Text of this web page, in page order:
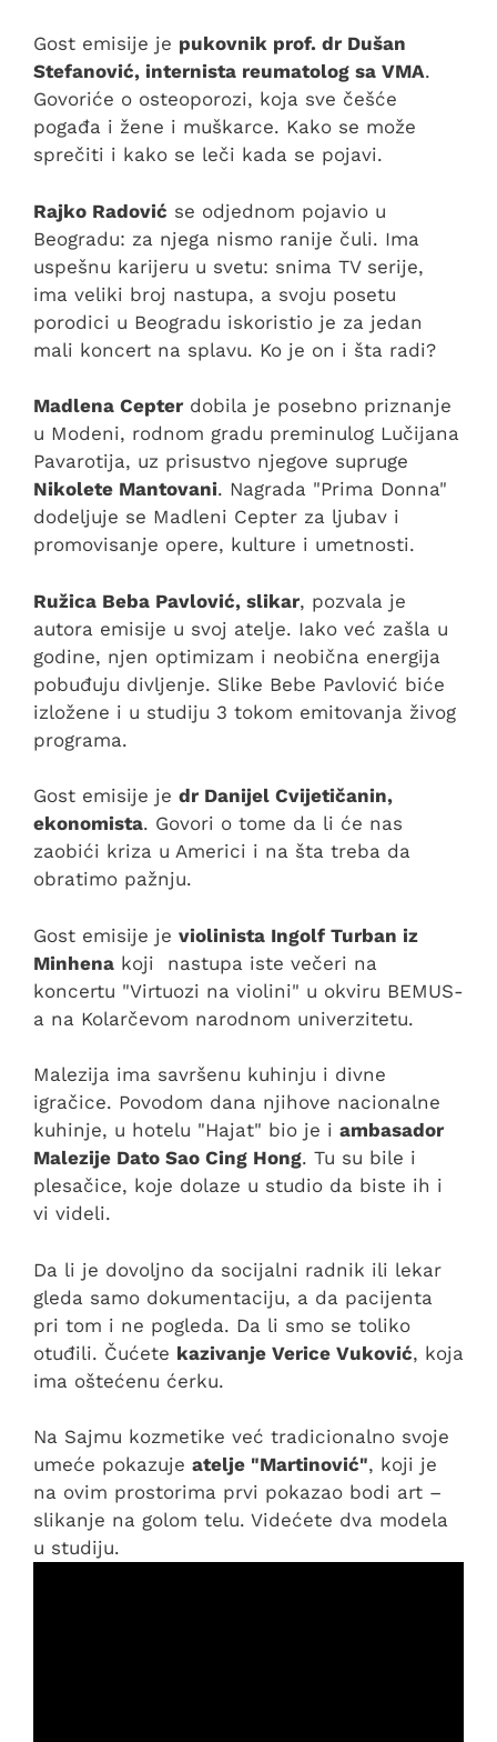
Gost emisije je pukovnik prof. dr Dušan
Stefanović, internista reumatolog sa VMA.
Govoriće o osteoporozi, koja sve češće
pogađa i žene i muškarce. Kako se može
sprečiti i kako se leči kada se pojavi.
Rajko Radović se odjednom pojavio u
Beogradu: za njega nismo ranije čuli. Ima
uspešnu karijeru u svetu: snima TV serije,
ima veliki broj nastupa, a svoju posetu
porodici u Beogradu iskoristio je za jedan
mali koncert na splavu. Ko je on i šta radi?
Madlena Cepter dobila je posebno priznanje
u Modeni, rodnom gradu preminulog Lučijana
Pavarotija, uz prisustvo njegove supruge
Nikolete Mantovani. Nagrada "Prima Donna"
dodeljuje se Madleni Cepter za ljubav i
promovisanje opere, kulture i umetnosti.
Ružica Beba Pavlović, slikar, pozvala je
autora emisije u svoj atelje. Iako već zašla u
godine, njen optimizam i neobična energija
pobuđuju divljenje. Slike Bebe Pavlović biće
izložene i u studiju 3 tokom emitovanja živog
programa.
Gost emisije je dr Danijel Cvijetičanin,
ekonomista. Govori o tome da li će nas
zaobići kriza u Americi i na šta treba da
obratimo pažnju.
Gost emisije je violinista Ingolf Turban iz
Minhena koji nastupa iste večeri na
koncertu "Virtuozi na violini" u okviru BEMUS-
a na Kolarčevom narodnom univerzitetu.
Malezija ima savršenu kuhinju i divne
igračice. Povodom dana njihove nacionalne
kuhinje, u hotelu "Hajat" bio je i ambasador
Malezije Dato Sao Cing Hong. Tu su bile i
plesačice, koje dolaze u studio da biste ih i
vi videli.
Da li je dovoljno da socijalni radnik ili lekar
gleda samo dokumentaciju, a da pacijenta
pri tom i ne pogleda. Da li smo se toliko
otuđili. Čućete kazivanje Verice Vuković, koja
ima oštećenu ćerku.
Na Sajmu kozmetike već tradicionalno svoje
umeće pokazuje atelje "Martinović", koji je
na ovim prostorima prvi pokazao bodi art –
slikanje na golom telu. Videćete dva modela
u studiju.